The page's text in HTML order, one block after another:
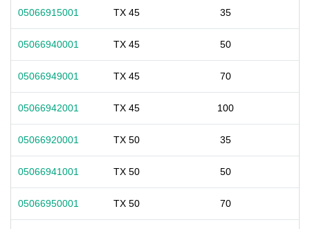
05066915001 TX 45 35
05066940001 TX 45 50
05066949001 TX 45 70
05066942001 TX 45 100
05066920001 TX 50 35
05066941001 TX 50 50
05066950001 TX 50 70